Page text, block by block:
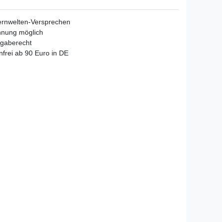
Versprechen
möglich
ab 90 Euro in DE